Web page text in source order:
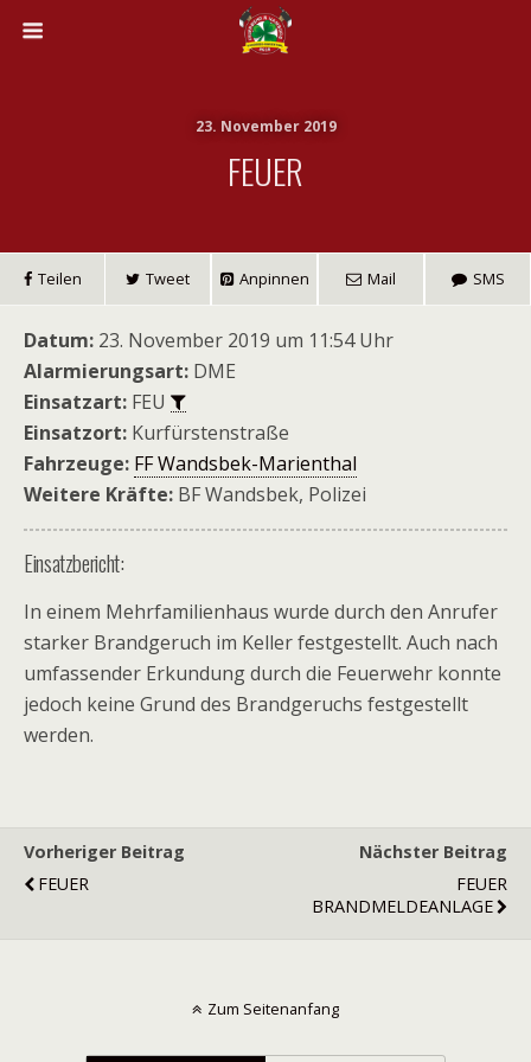
23. November 2019
FEUER
Teilen Tweet Anpinnen Mail SMS
Datum: 23. November 2019 um 11:54 Uhr
Alarmierungsart: DME
Einsatzart: FEU
Einsatzort: Kurfürstenstraße
Fahrzeuge: FF Wandsbek-Marienthal
Weitere Kräfte: BF Wandsbek, Polizei
Einsatzbericht:
In einem Mehrfamilienhaus wurde durch den Anrufer
starker Brandgeruch im Keller festgestellt. Auch nach
umfassender Erkundung durch die Feuerwehr konnte
jedoch keine Grund des Brandgeruchs festgestellt
werden.
Vorheriger Beitrag
FEUER
Nächster Beitrag
FEUER
BRANDMELDEANLAGE
Zum Seitenanfang